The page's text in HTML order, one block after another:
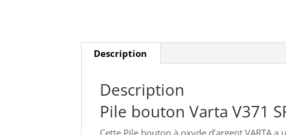
Description
Description
Pile bouton Varta V371
Cette Pile bouton à oxyde d’argent VARTA